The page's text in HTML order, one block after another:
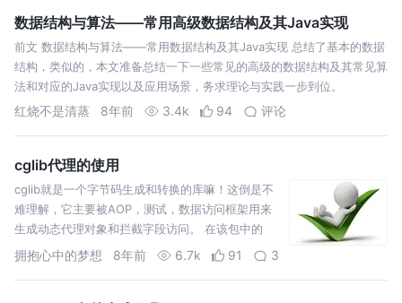
直接下个…
数据结构与算法——常用高级数据结构及其Java实现
前文 数据结构与算法——常用数据结构及其Java实现 总结了基本的数据
结构，类似的，本文准备总结一下一些常见的高级的数据结构及其常见算
法和对应的Java实现以及应用场景，务求理论与实践一步到位。
红烧不是清蒸 8年前 3.4k 94 评论
cglib代理的使用
cglib就是一个字节码生成和转换的库嘛！这倒是不
难理解，它主要被AOP，测试，数据访问框架用来
生成动态代理对象和拦截字段访问。 在该包中的
Enhancer类和MethodInterceptor接口是整个包的
拥抱心中的梦想 8年前 6.7k 91 3